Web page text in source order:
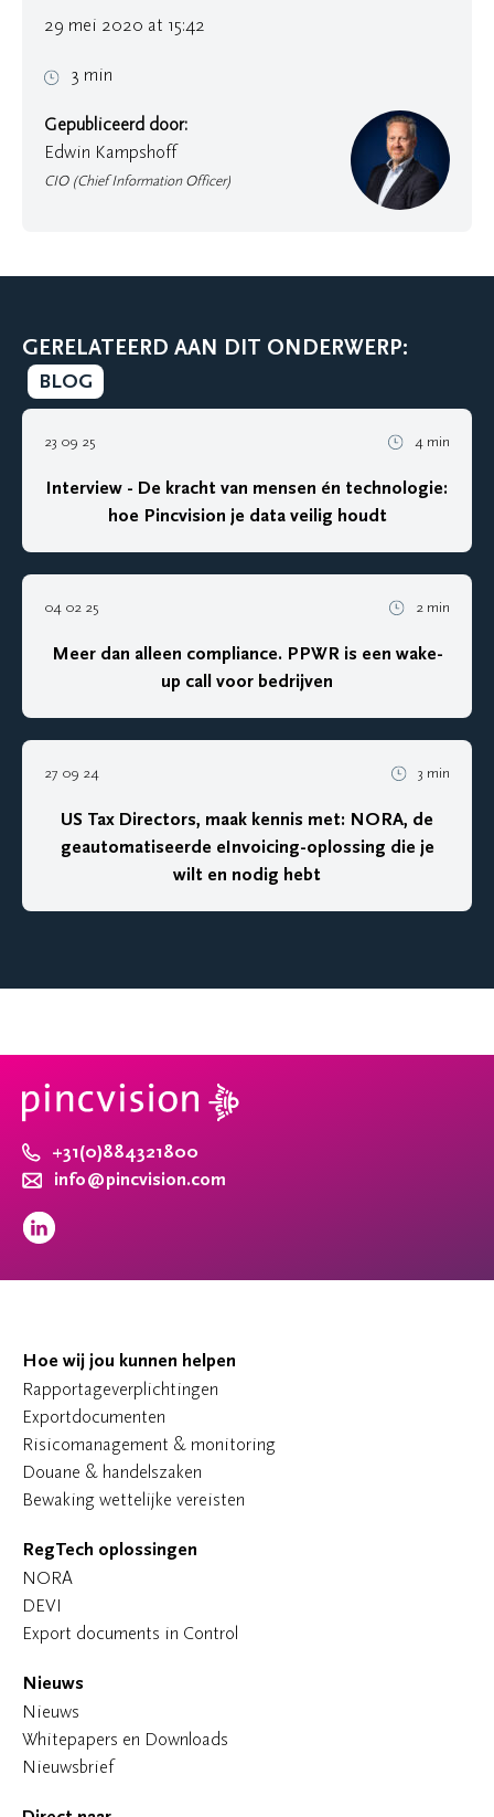
29 mei 2020 at 15:42
3 min
Gepubliceerd door:
Edwin Kampshoff
CIO (Chief Information Officer)
GERELATEERD AAN DIT ONDERWERP:
BLOG
23 09 25 4 min
Interview - De kracht van mensen én technologie:
hoe Pincvision je data veilig houdt
04 02 25 2 min
Meer dan alleen compliance. PPWR is een wake-
up call voor bedrijven
27 09 24 3 min
US Tax Directors, maak kennis met: NORA, de
geautomatiseerde eInvoicing-oplossing die je
wilt en nodig hebt
+31(0)884321800
info@pincvision.com
Hoe wij jou kunnen helpen
Rapportageverplichtingen
Exportdocumenten
Risicomanagement & monitoring
Douane & handelszaken
Bewaking wettelijke vereisten
RegTech oplossingen
NORA
DEVI
Export documents in Control
Nieuws
Nieuws
Whitepapers en Downloads
Nieuwsbrief